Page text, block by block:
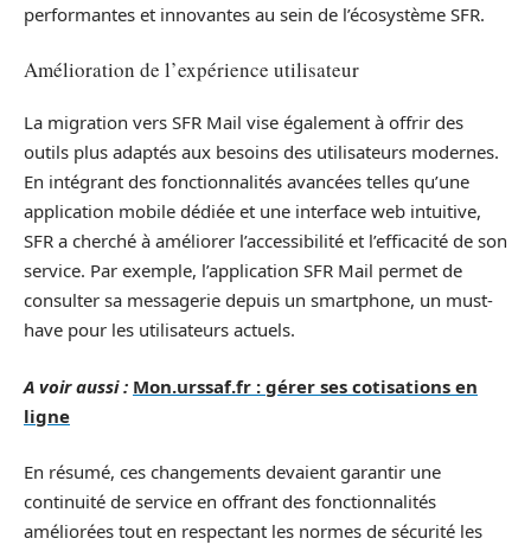
performantes et innovantes au sein de l’écosystème SFR.
Amélioration de l’expérience utilisateur
La migration vers SFR Mail vise également à offrir des
outils plus adaptés aux besoins des utilisateurs modernes.
En intégrant des fonctionnalités avancées telles qu’une
application mobile dédiée et une interface web intuitive,
SFR a cherché à améliorer l’accessibilité et l’efficacité de son
service. Par exemple, l’application SFR Mail permet de
consulter sa messagerie depuis un smartphone, un must-
have pour les utilisateurs actuels.
A voir aussi : Mon.urssaf.fr : gérer ses cotisations en
ligne
En résumé, ces changements devaient garantir une
continuité de service en offrant des fonctionnalités
améliorées tout en respectant les normes de sécurité les